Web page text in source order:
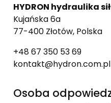
HYDRON hydraulika
Kujańska 6a
77-400 Złotów, Polska
+48 67 350 53 69
kontakt@hydron.com.pl
Osoba